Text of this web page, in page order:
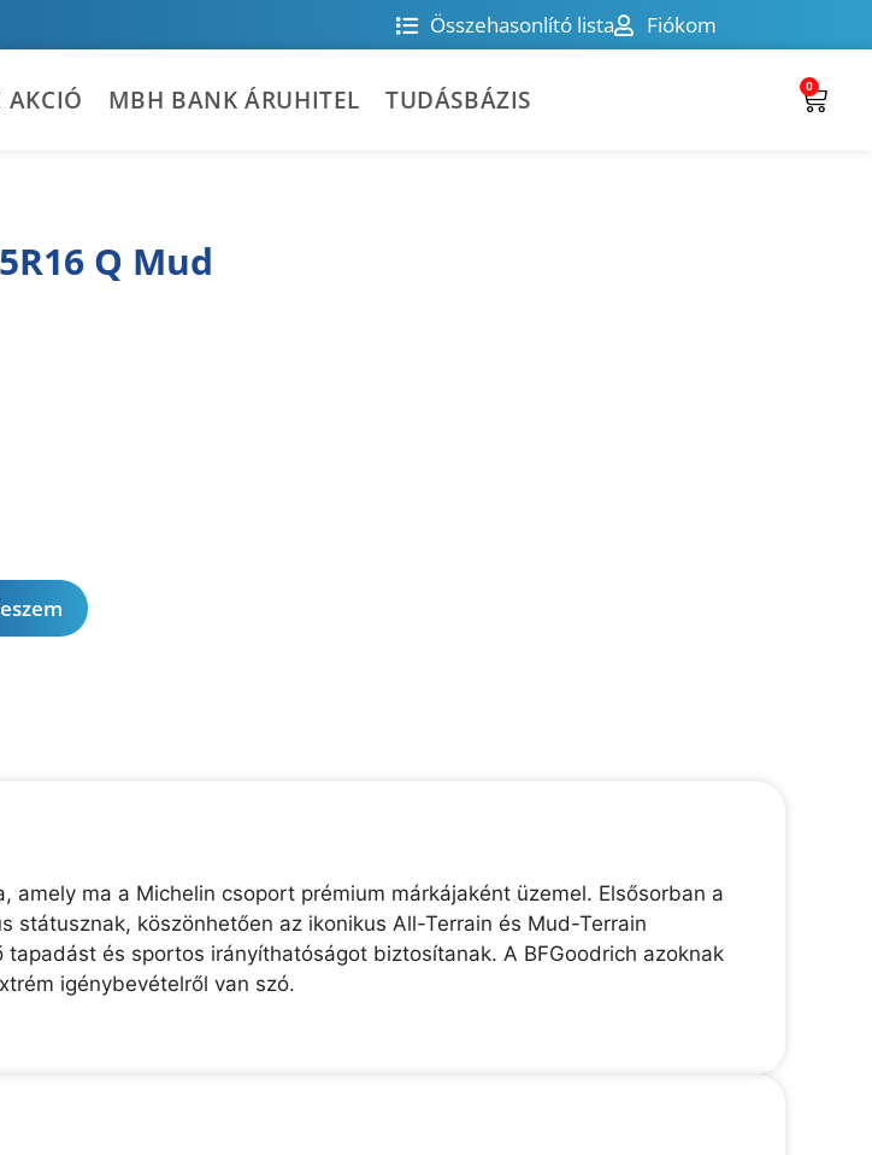
Összehasonlító lista Fiókom
AKCIÓ MBH BANK ÁRUHITEL TUDÁSBÁZIS 0
Q Mud
e
:
ma a Michelin csoport prémium márkájaként üzemel. Elsősorban a
köszönhetően az ikonikus All-Terrain és Mud-Terrain
és sportos irányíthatóságot biztosítanak. A BFGoodrich azoknak
igénybevételről van szó.